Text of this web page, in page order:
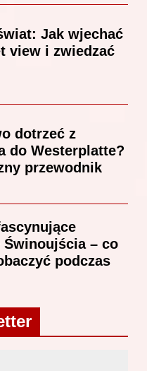
Jak wjechać
view i zwiedzać
dotrzeć z
do Westerplatte?
przewodnik
Świnoujścia – co
podczas